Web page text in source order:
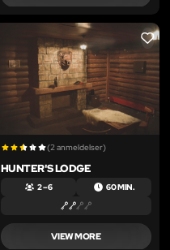
LIKE
(2 anmeldelser)
HUNTER'S LODGE
2 – 6 60 MIN.
VIEW MORE